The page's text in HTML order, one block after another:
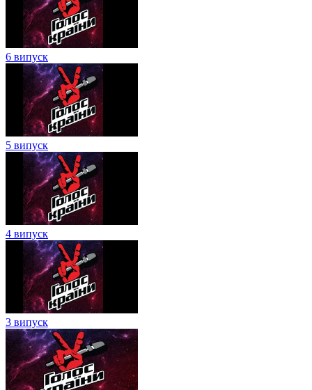
6 випуск
5 випуск
4 випуск
3 випуск